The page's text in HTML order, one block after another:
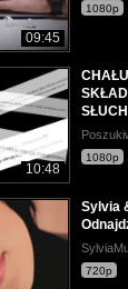
09:45
1080p
10:48
1080p
Sylvia
720p